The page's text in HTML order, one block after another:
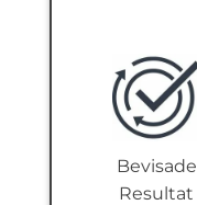
Bevisade
Resultat